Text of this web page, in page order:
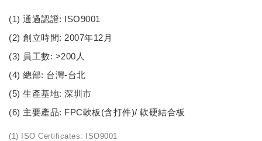
(1) 通過認證: ISO9001
(2) 創立時間: 2007年12月
(3) 員工數: >200人
(4) 總部: 台灣-台北
(5) 生產基地: 深圳市
(6) 主要產品: FPC軟板(含打件)/ 軟硬結合板
(1) ISO Certificates: ISO9001